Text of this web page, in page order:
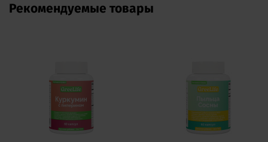
Рекомендуемые товары